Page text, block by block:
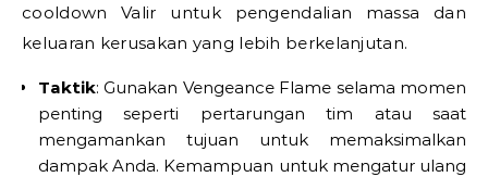
cooldown Valir untuk pengendalian massa dan
keluaran kerusakan yang lebih berkelanjutan.
Taktik: Gunakan Vengeance Flame selama momen
penting seperti pertarungan tim atau saat
mengamankan tujuan untuk memaksimalkan
dampak Anda. Kemampuan untuk mengatur ulang